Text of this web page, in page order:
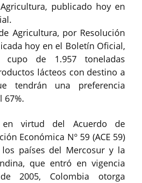
publicado hoy en
Agricultura, por Resolución
hoy en el Boletín Oficial,
cupo de 1.957 toneladas
lácteos con destino a
tendrán una preferencia
67%.
en virtud del Acuerdo de
Económica Nº 59 (ACE 59)
países del Mercosur y la
que entró en vigencia
2005, Colombia otorga